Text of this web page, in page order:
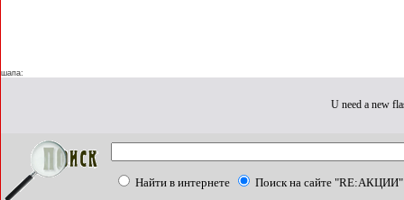
шапа:
U need a new
Найти в интернете Поиск на сайте "RE:АКЦИИ"